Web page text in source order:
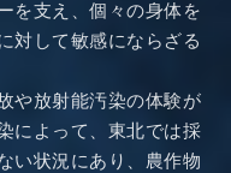
を支え、個々の身体を
対して敏感にならざる
や放射能汚染の体験が
によって、東北では採
い状況にあり、農作物